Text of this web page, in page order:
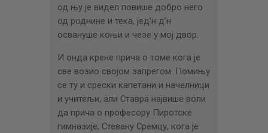
од њу је видел повише добро него
од роднине и тека, јед’н д’н
освануше коњи и чезе у мој двор.
И онда крене прича о томе кога је
све возио својом запрегом. Помињу
се ту и срески капетани и начелници
и учитељи, али Ставра највише воли
да прича о професору Пиротске
гимназије, Стевану Сремцу, кога је